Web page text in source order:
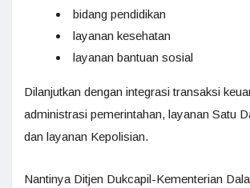
bidang pendidikan
layanan kesehatan
layanan bantuan sosial
Dilanjutkan dengan integrasi transaksi
administrasi pemerintahan, layanan Satu
dan layanan Kepolisian.
Nantinya Ditjen Dukcapil-Kementerian